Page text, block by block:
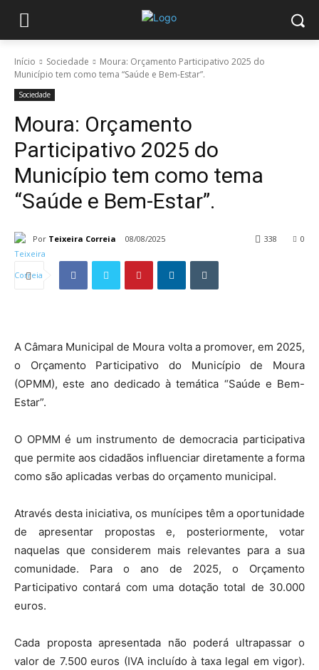
Início Sociedade
Moura: Orçamento Participativo 2025 do
Município tem como tema “Saúde e Bem-Estar”.
Sociedade
Moura: Orçamento
Participativo 2025 do
Município tem como tema
“Saúde e Bem-Estar”.
Por Teixeira Correia 08/08/2025 0
338
A Câmara Municipal de Moura volta a promover, em 2025,
o Orçamento Participativo do Município de Moura
(OPMM), este ano dedicado à temática “Saúde e Bem-
Estar”.
O OPMM é um instrumento de democracia participativa
que permite aos cidadãos influenciar diretamente a forma
como são aplicadas verbas do orçamento municipal.
Através desta iniciativa, os munícipes têm a oportunidade
de apresentar propostas e, posteriormente, votar
naquelas que considerem mais relevantes para a sua
comunidade. Para o ano de 2025, o Orçamento
Participativo contará com uma dotação total de 30.000
euros.
Cada proposta apresentada não poderá ultrapassar o
valor de 7.500 euros (IVA incluído à taxa legal em vigor).